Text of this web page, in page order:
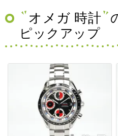
オメガ 時計
ピックアップ